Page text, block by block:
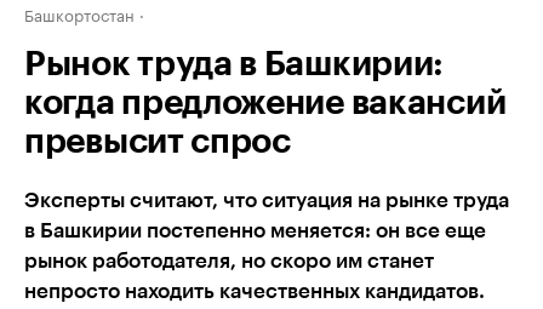
Башкортостан
Рынок труда в Башкирии:
когда предложение вакансий
превысит спрос
Эксперты считают, что ситуация на рынке труда
в Башкирии постепенно меняется: он все еще
рынок работодателя, но скоро им станет
непросто находить качественных кандидатов.